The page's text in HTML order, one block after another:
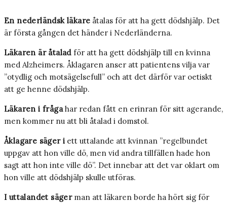
En nederländsk läkare åtalas för att ha gett dödshjälp. Det
är första gången det händer i Nederländerna.
Läkaren är åtaladför att ha gett dödshjälp till en kvinna
med Alzheimers. Åklagaren anser att patientens vilja var
”otydlig och motsägelsefull” och att det därför var oetiskt
att ge henne dödshjälp.
Läkaren i frågahar redan fått en erinran för sitt agerande,
men kommer nu att bli åtalad i domstol.
Åklagare säger i ett uttalande att kvinnan ”regelbundet
uppgav att hon ville dö, men vid andra tillfällen hade hon
sagt att hon inte ville dö”. Det innebar att det var oklart om
hon ville att dödshjälp skulle utföras.
I uttalandet sägerman att läkaren borde ha hört sig för